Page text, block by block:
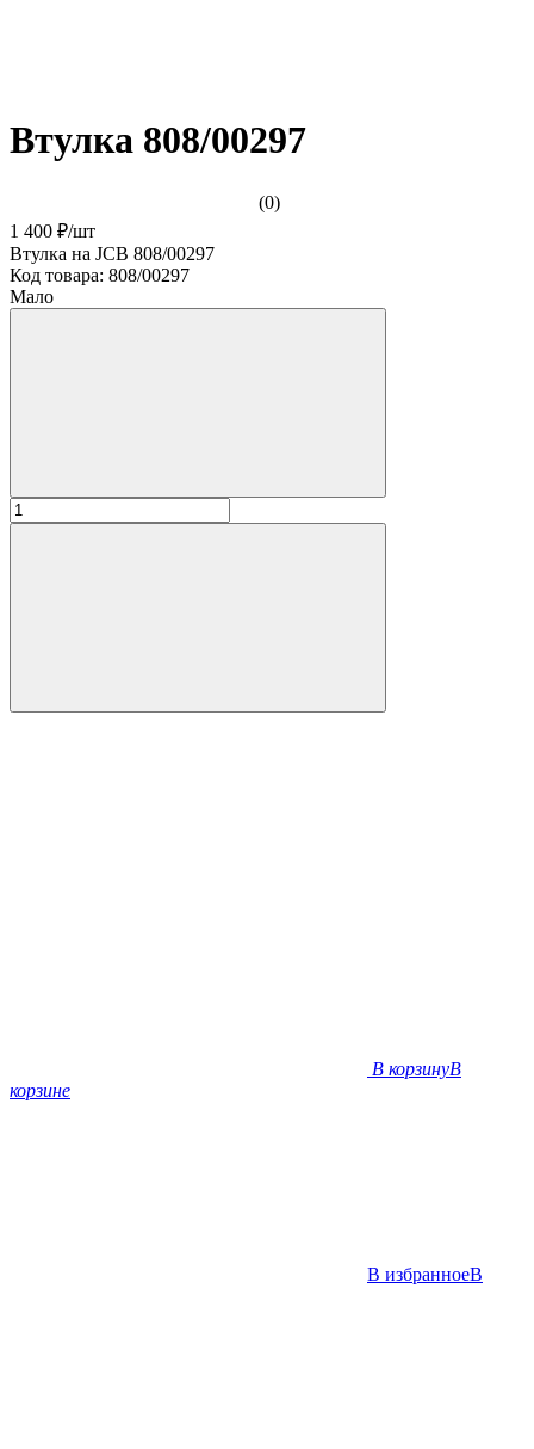
Втулка 808/00297
(0)
1 400 ₽/шт
Втулка на JCB 808/00297
Код товара: 808/00297
Мало
В корзинуВ
корзине
В избранноеВ